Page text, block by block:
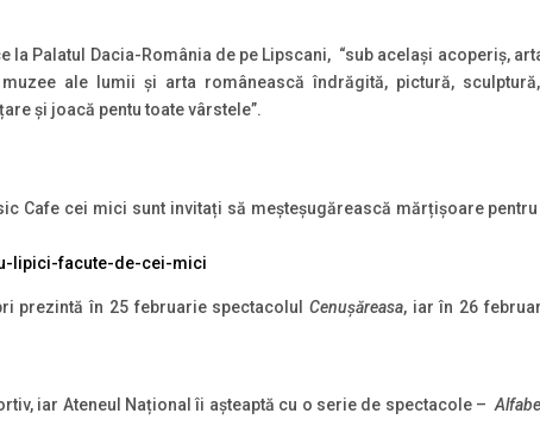
la Palatul Dacia-România de pe Lipscani, “sub același acoperiș,
ale lumii și arta românească îndrăgită, pictură,
și joacă pentu toate vârstele”.
Cafe cei mici sunt invitați să meșteșugărească mărțișoare
lipici-facute-de-cei-mici
prezintă în 25 februarie spectacolul Cenușăreasa, iar în 26
iar Ateneul Național îi așteaptă cu o serie de spectacole –